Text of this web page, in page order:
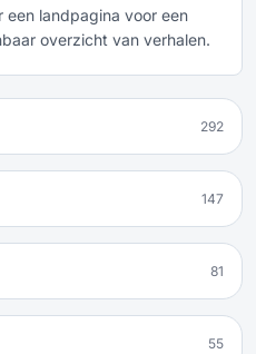
een landpagina voor een
overzicht van verhalen.
292
147
81
55